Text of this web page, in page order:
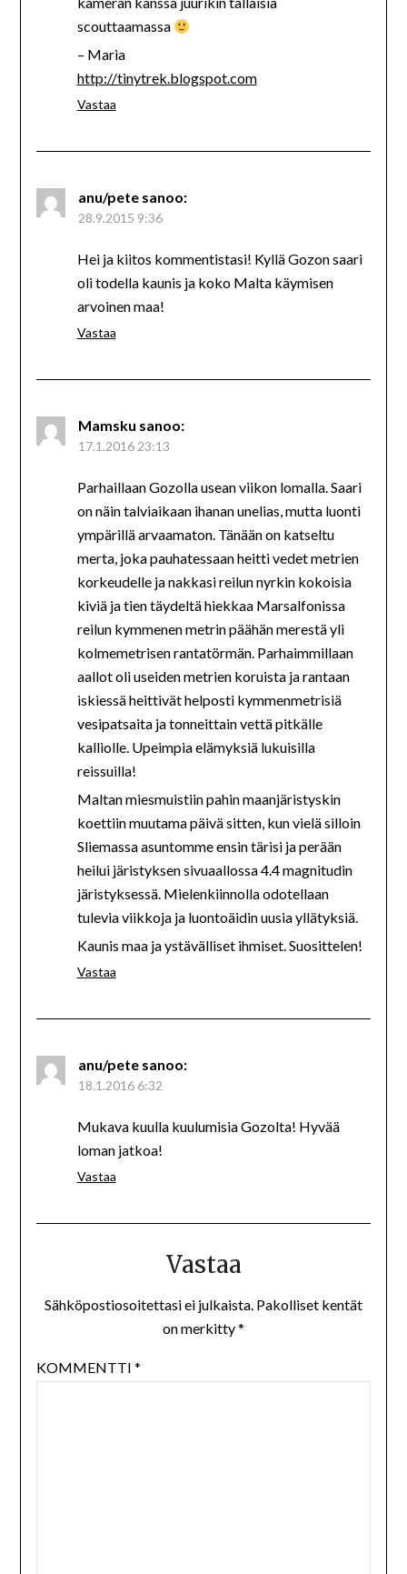
scouttaamassa
– Maria
http://tinytrek.blogspot.com
Vastaa
anu/pete sanoo:
28.9.2015 9:36
Hei ja kiitos kommentistasi! Kyllä Gozon saari
oli todella kaunis ja koko Malta käymisen
arvoinen maa!
Vastaa
Mamsku sanoo:
17.1.2016 23:13
Parhaillaan Gozolla usean viikon lomalla. Saari
on näin talviaikaan ihanan unelias, mutta luonti
ympärillä arvaamaton. Tänään on katseltu
merta, joka pauhatessaan heitti vedet metrien
korkeudelle ja nakkasi reilun nyrkin kokoisia
kiviä ja tien täydeltä hiekkaa Marsalfonissa
reilun kymmenen metrin päähän merestä yli
kolmemetrisen rantatörmän. Parhaimmillaan
aallot oli useiden metrien koruista ja rantaan
iskiessä heittivät helposti kymmenmetrisiä
vesipatsaita ja tonneittain vettä pitkälle
kalliolle. Upeimpia elämyksiä lukuisilla
reissuilla!
Maltan miesmuistiin pahin maanjäristyskin
koettiin muutama päivä sitten, kun vielä silloin
Sliemassa asuntomme ensin tärisi ja perään
heilui järistyksen sivuaallossa 4.4 magnitudin
järistyksessä. Mielenkiinnolla odotellaan
tulevia viikkoja ja luontoäidin uusia yllätyksiä.
Kaunis maa ja ystävälliset ihmiset. Suosittelen!
Vastaa
anu/pete sanoo:
18.1.2016 6:32
Mukava kuulla kuulumisia Gozolta! Hyvää
loman jatkoa!
Vastaa
Vastaa
Sähköpostiosoitettasi ei julkaista. Pakolliset kentät
on merkitty*
KOMMENTTI *